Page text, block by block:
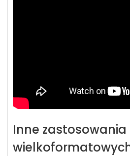
Inne zastosowania